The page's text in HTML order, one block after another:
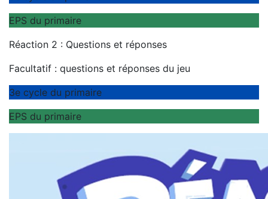
EPS du primaire
Réaction 2 : Questions et réponses
Facultatif : questions et réponses du jeu
3e cycle du primaire
EPS du primaire